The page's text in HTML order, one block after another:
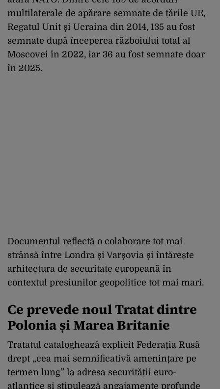
multilaterale de apărare semnate de țările UE,
Regatul Unit și Ucraina din 2014, 135 au fost
semnate după începerea războiului total al
Moscovei în 2022, iar 36 au fost semnate doar
în 2025.
Documentul reflectă o colaborare tot mai
strânsă între Londra și Varșovia și întărește
arhitectura de securitate europeană în
contextul presiunilor geopolitice tot mai mari.
Ce prevede noul Tratat dintre
Polonia și Marea Britanie
Tratatul cataloghează explicit Federația Rusă
drept „cea mai semnificativă amenințare pe
termen lung” la adresa securității euro-
atlantice și stipulează angajamente profunde